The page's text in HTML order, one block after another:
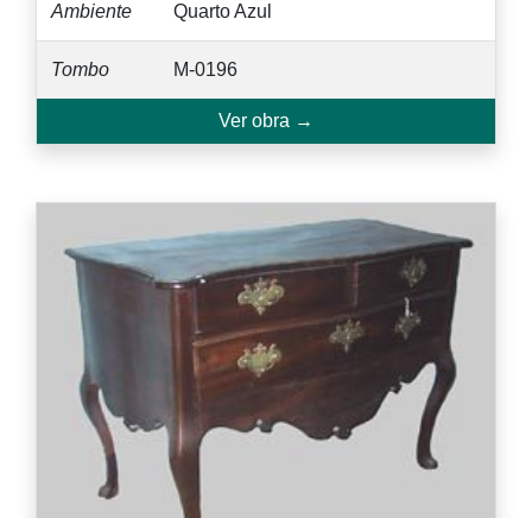
Ambiente Quarto Azul
Tombo M-0196
Ver obra →